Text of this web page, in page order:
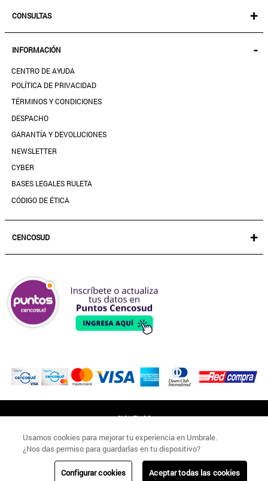
MUJER
ACCESORIOS
CALZADO
SALE
CONSULTAS +
SEGUIR MI PEDIDO
DESCARGA TU BOLETA AQUÍ
MIS FAVORITOS
GUÍA DE TALLAS
CONTACTANOS
TIENDAS
PREGUNTAS FRECUENTES
INFORMACIÓN -
CENTRO DE AYUDA
POLÍTICA DE PRIVACIDAD
TÉRMINOS Y CONDICIONES
DESPACHO
GARANTÍA Y DEVOLUCIONES
NEWSLETTER
CYBER
BASES LEGALES RULETA
CÓDIGO DE ÉTICA
CENCOSUD +
SEGURO CENCOSUD
VENTA EMPRESA
PARIS
EASY
SIGUENOS
#UMBRALECHILE
Copyright ©2026 Umbrale - Cencosud
Usamos cookies para mejorar tu experiencia en Umbrale.
¿Nos das permiso para guardarlas en tu dispositivo?
Configurar cookies Aceptar todas las cookies